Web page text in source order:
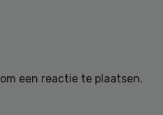
om een reactie te plaatsen.